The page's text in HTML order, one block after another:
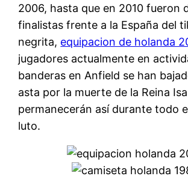
2006, hasta que en 2010 fueron
finalistas frente a la España del
negrita, equipacion de holanda
jugadores actualmente en
banderas en Anfield se han
asta por la muerte de la Reina
permanecerán así durante todo
luto.